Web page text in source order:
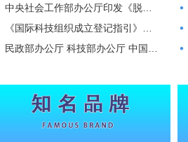
中央社会工作部办公厅印发《脱钩全国性行业协会商会相关活动负面清单》
《国际科技组织成立登记指引》解读
民政部办公厅 科技部办公厅 中国科协办公厅关于印发《国际科技组织成立登记指引》的通知